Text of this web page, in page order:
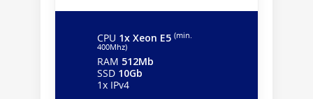
CPU 1x Xeon E5 (min.
400Mhz)
RAM 512Mb
SSD 10Gb
1x IPv4